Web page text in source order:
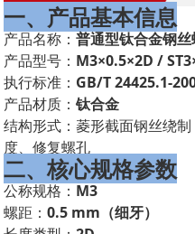
一、产品基本信息
产品名称：普通型钛合金钢
产品型号： M3×0.5×2D /
执行标准： GB/T 24425.1-
产品材质：钛合金
结构形式：菱形截面钢丝绕
度、修复螺孔
二、核心规格参数
公称规格：M3
螺距：0.5 mm（细牙）